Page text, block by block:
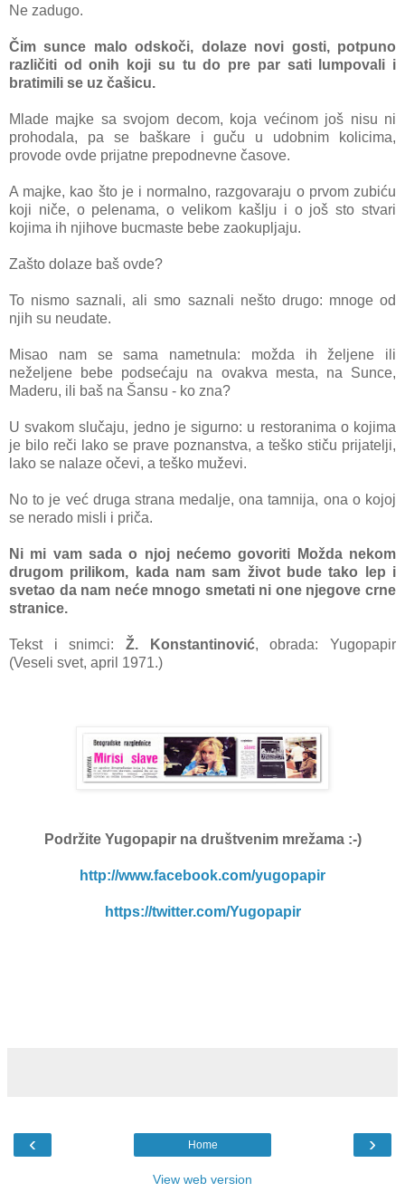
Ne zadugo.
Čim sunce malo odskoči, dolaze novi gosti, potpuno
različiti od onih koji su tu do pre par sati lumpovali i
bratimili se uz čašicu.
Mlade majke sa svojom decom, koja većinom još nisu ni
prohodala, pa se baškare i guču u udobnim kolicima,
provode ovde prijatne prepodnevne časove.
A majke, kao što je i normalno, razgovaraju o prvom zubiću
koji niče, o pelenama, o velikom kašlju i o još sto stvari
kojima ih njihove bucmaste bebe zaokupljaju.
Zašto dolaze baš ovde?
To nismo saznali, ali smo saznali nešto drugo: mnoge od
njih su neudate.
Misao nam se sama nametnula: možda ih željene ili
neželjene bebe podsećaju na ovakva mesta, na Sunce,
Maderu, ili baš na Šansu - ko zna?
U svakom slučaju, jedno je sigurno: u restoranima o kojima
je bilo reči lako se prave poznanstva, a teško stiču prijatelji,
lako se nalaze očevi, a teško muževi.
No to je već druga strana medalje, ona tamnija, ona o kojoj
se nerado misli i priča.
Ni mi vam sada o njoj nećemo govoriti Možda nekom
drugom prilikom, kada nam sam život bude tako lep i
svetao da nam neće mnogo smetati ni one njegove crne
stranice.
Tekst i snimci: Ž. Konstantinović, obrada: Yugopapir
(Veseli svet, april 1971.)
Podržite Yugopapirna društvenim mrežama :-)
http://www.facebook.com/yugopapir
https://twitter.com/Yugopapir
‹ ›
Home
View web version